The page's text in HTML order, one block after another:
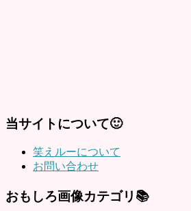
当サイトについて🙂
笑えルーについて
お問い合わせ
おもしろ画像カテゴリ📚